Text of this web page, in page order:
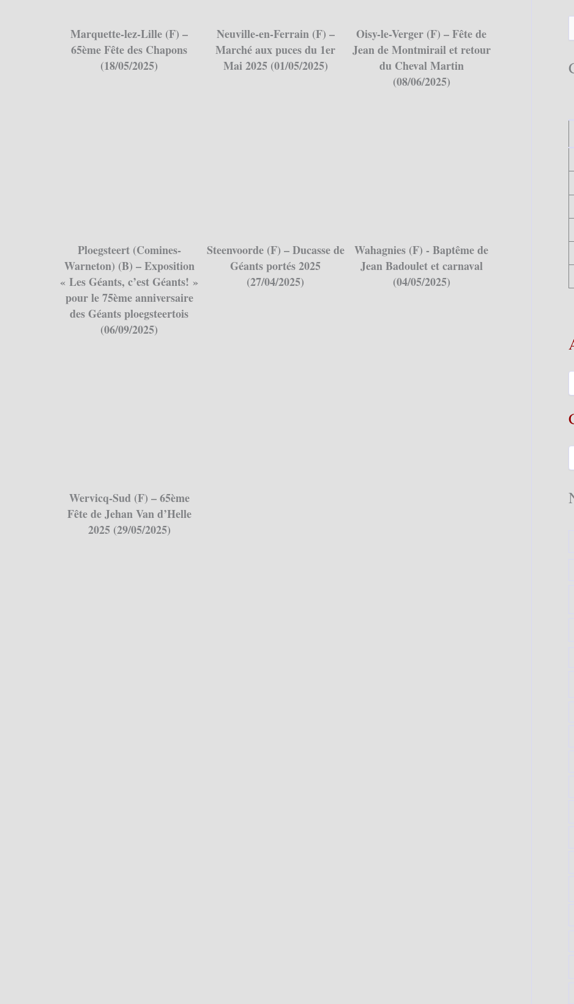
Marquette-lez-Lille (F) –
65ème Fête des Chapons
(18/05/2025)
Neuville-en-Ferrain (F) –
Marché aux puces du 1er
Mai 2025 (01/05/2025)
Oisy-le-Verger (F) – Fête de
Jean de Montmirail et retour
du Cheval Martin
(08/06/2025)
Ploegsteert (Comines-
Warneton) (B) – Exposition
« Les Géants, c’est Géants! »
pour le 75ème anniversaire
des Géants ploegsteertois
(06/09/2025)
Steenvoorde (F) – Ducasse de
Géants portés 2025
(27/04/2025)
Wahagnies (F) - Baptême de
Jean Badoulet et carnaval
(04/05/2025)
Wervicq-Sud (F) – 65ème
Fête de Jehan Van d’Helle
2025 (29/05/2025)
e
e
A
h
i
e
C
g